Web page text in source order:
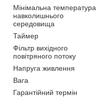
Мінімальна температура
навколишнього
середовища
Таймер
Фільтр вихідного
повітряного потоку
Напруга живлення
Вага
Гарантійний термін